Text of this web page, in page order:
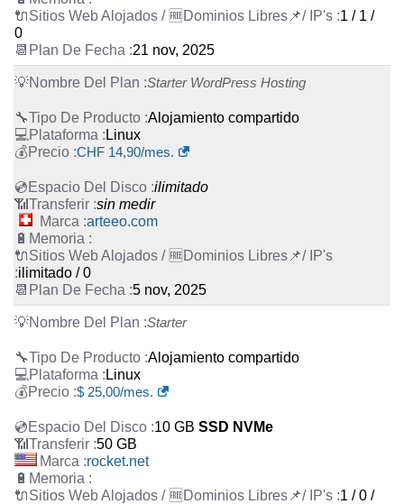
1 / 1 /
0
21 nov, 2025
Starter WordPress Hosting
Alojamiento compartido
Linux
CHF 14,90/mes.
ilimitado
sin medir
arteeo.com
ilimitado / 0
5 nov, 2025
Starter
Alojamiento compartido
Linux
$ 25,00/mes.
10 GB SSD NVMe
50 GB
rocket.net
1 / 0 /